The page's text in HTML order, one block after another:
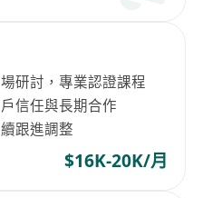
研討，專業認證課程
信任與長期合作
跟進調整
$16K-20K/月